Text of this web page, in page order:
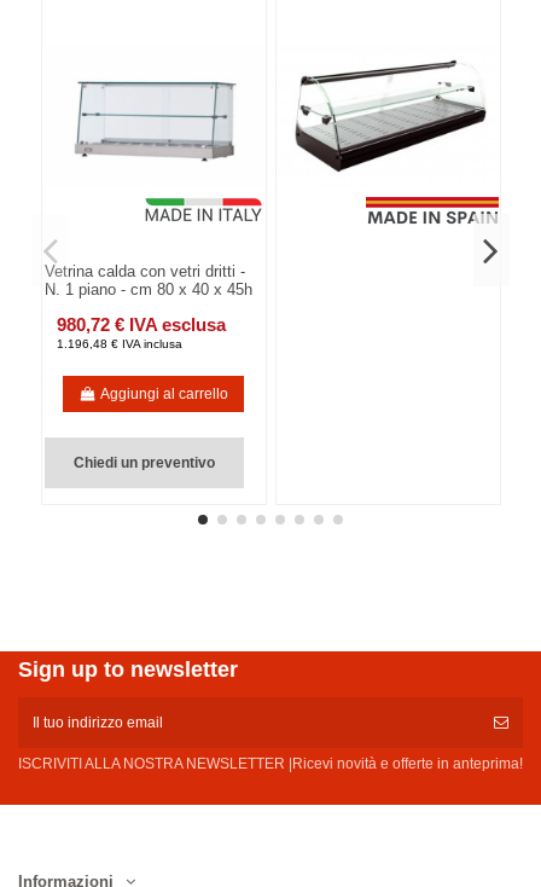
Vetrina calda con vetri dritti -
N. 1 piano - cm 80 x 40 x 45h
980,72 € IVA esclusa
1.196,48 € IVA inclusa
Aggiungi al carrello
Chiedi un preventivo
Sign up to newsletter
ISCRIVITI ALLA NOSTRA NEWSLETTER |Ricevi novità e offerte in anteprima!
Informazioni